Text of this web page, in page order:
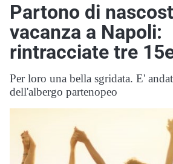
Partono di
vacanza a Napoli:
rintracciate tre
Per loro una bella sgridata. E'
dell'albergo partenopeo